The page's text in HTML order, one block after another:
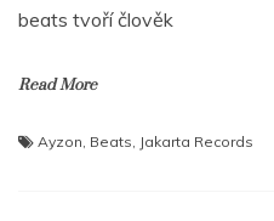
beats tvoří člověk
Read More
Ayzon Beats Jakarta Records